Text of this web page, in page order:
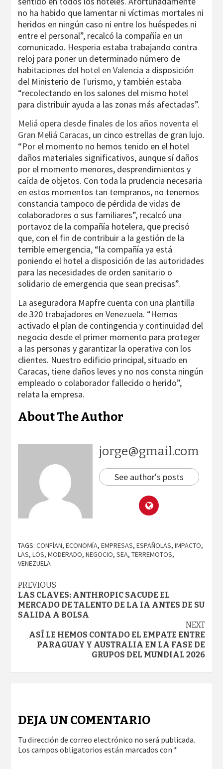
no ha habido que lamentar ni víctimas mortales ni
heridos en ningún caso ni entre los huéspedes ni
entre el personal”, recalcó la compañía en un
comunicado. Hesperia estaba trabajando contra
reloj para poner un determinado número de
habitaciones del hotel en Valencia a disposición
del Ministerio de Turismo, y también estaba
“recolectando en los salones del mismo hotel
para distribuir ayuda a las zonas más afectadas”.
Meliá opera desde finales de los años noventa el
Gran Meliá Caracas, un cinco estrellas de gran lujo.
“Por el momento no hemos tenido en el hotel
daños materiales significativos, aunque sí daños
por el momento menores, desprendimientos y
caída de objetos. Con toda la prudencia necesaria
en estos momentos tan tempranos, no tenemos
constancia tampoco de pérdida de vidas de
colaboradores o sus familiares”, recalcó una
portavoz de la compañía hotelera, que precisó
que, con el fin de contribuir a la gestión de la
terrible emergencia, “la compañía ya está
poniendo el hotel a disposición de las autoridades
para las necesidades de orden sanitario o
solidario de emergencia que sean precisas”.
La aseguradora Mapfre cuenta con una plantilla
de 320 trabajadores en Venezuela. “Hemos
activado el plan de contingencia y continuidad del
negocio desde el primer momento para proteger
a las personas y garantizar la operativa con los
clientes. Nuestro edificio principal, situado en
Caracas, tiene daños leves y no nos consta ningún
empleado o colaborador fallecido o herido”,
relata la empresa.
About The Author
jorge@gmail.com
See author's posts
TAGS: CONFÍAN, ECONOMÍA, EMPRESAS, ESPAÑOLAS, IMPACTO,
LAS, LOS, MODERADO, NEGOCIO, SEA, TERREMOTOS,
VENEZUELA
Continue
Reading
PREVIOUS
LAS CLAVES: ANTHROPIC SACUDE EL
MERCADO DE TALENTO DE LA IA ANTES DE SU
SALIDA A BOLSA
NEXT
ASÍ LE HEMOS CONTADO EL EMPATE ENTRE
PARAGUAY Y AUSTRALIA EN LA FASE DE
GRUPOS DEL MUNDIAL 2026
DEJA UN COMENTARIO
Tu dirección de correo electrónico no será publicada.
Los campos obligatorios están marcados con *